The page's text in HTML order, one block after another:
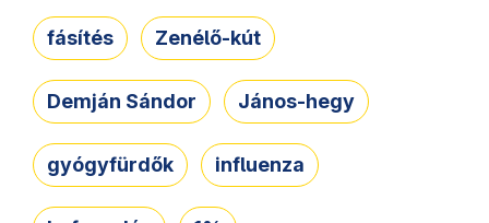
fásítés Zenélő-kút
Demján Sándor János-hegy
gyógyfürdők influenza